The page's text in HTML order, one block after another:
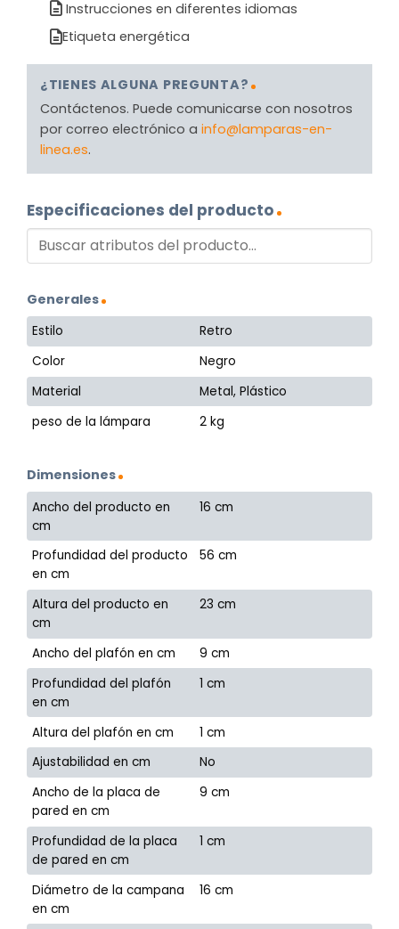
Instrucciones en diferentes idiomas
Etiqueta energética
¿TIENES ALGUNA PREGUNTA?
Contáctenos. Puede comunicarse con nosotros
por correo electrónico a info@lamparas-en-
linea.es.
Especificaciones del producto
Generales
Estilo
Retro
Color
Negro
Material
Metal, Plástico
peso de la lámpara
2 kg
Dimensiones
Ancho del producto en
cm
16 cm
Profundidad del producto
en cm
56 cm
Altura del producto en
cm
23 cm
Ancho del plafón en cm
9 cm
Profundidad del plafón
en cm
1 cm
Altura del plafón en cm
1 cm
Ajustabilidad en cm
No
Ancho de la placa de
pared en cm
9 cm
Profundidad de la placa
de pared en cm
1 cm
Diámetro de la campana
en cm
16 cm